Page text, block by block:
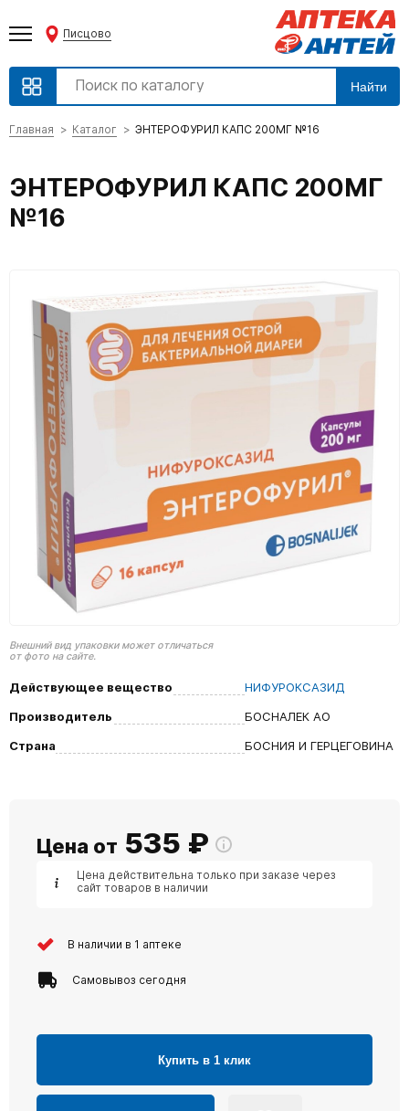
Писцово
Найти
Главная Каталог ЭНТЕРОФУРИЛ КАПС 200МГ №16
ЭНТЕРОФУРИЛ КАПС 200МГ
№16
Внешний вид упаковки может отличаться
от фото на сайте.
Действующее вещество
НИФУРОКСАЗИД
Производитель
БОСНАЛЕК АО
Страна
БОСНИЯ И ГЕРЦЕГОВИНА
Цена от 535 ₽
Цена действительна только при заказе через
сайт товаров в наличии
В наличии в 1 аптеке
Самовывоз сегодня
Купить в 1 клик